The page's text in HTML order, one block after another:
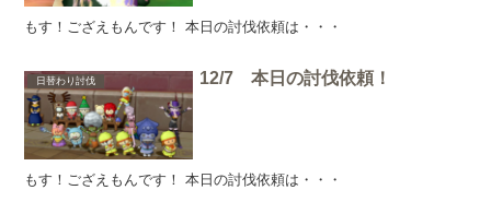
もす！ござえもんです！ 本日の討伐依頼は・・・
日替わり討伐 12/7 本日の討伐依頼！
もす！ござえもんです！ 本日の討伐依頼は・・・